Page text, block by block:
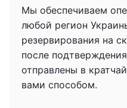
Мы обеспечиваем
любой регион
резервирования на
после
отправлены в
вами способом.